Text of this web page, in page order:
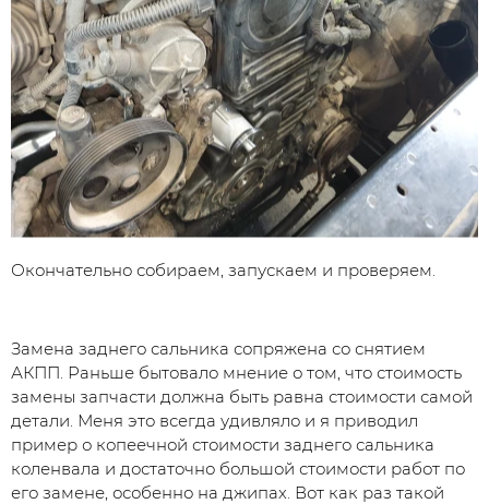
Окончательно собираем, запускаем и проверяем.
Замена заднего сальника сопряжена со снятием
АКПП. Раньше бытовало мнение о том, что стоимость
замены запчасти должна быть равна стоимости самой
детали. Меня это всегда удивляло и я приводил
пример о копеечной стоимости заднего сальника
коленвала и достаточно большой стоимости работ по
его замене, особенно на джипах. Вот как раз такой